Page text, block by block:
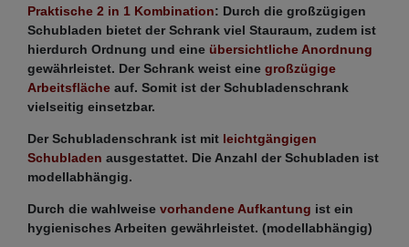
Praktische 2 in 1 Kombination: Durch die großzügigen
Schubladen bietet der Schrank viel Stauraum, zudem ist
hierdurch Ordnung und eine übersichtliche Anordnung
gewährleistet. Der Schrank weist eine großzügige
Arbeitsfläche auf. Somit ist der Schubladenschrank
vielseitig einsetzbar.
Der Schubladenschrank ist mit leichtgängigen
Schubladen ausgestattet. Die Anzahl der Schubladen ist
modellabhängig.
Durch die wahlweise vorhandene Aufkantung ist ein
hygienisches Arbeiten gewährleistet. (modellabhängig)